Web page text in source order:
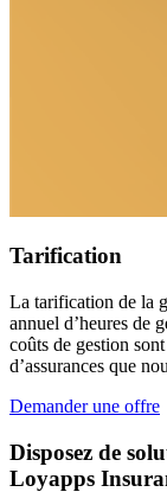
Tarification
La tarification de la
annuel d’heures de
coûts de gestion
d’assurances que
Demander une offre
Disposez de
Loyapps